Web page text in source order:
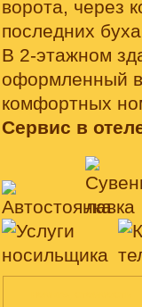
ворота, через
последних
В 2-этажном
оформленный
комфортных
Сервис в